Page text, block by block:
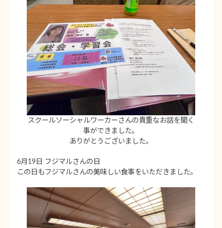
スクールソーシャルワーカーさんの貴重なお話を聞く
事ができました。
ありがとうございました。
6月19日 フジマルさんの日
この日もフジマルさんの美味しい食事をいただきました。